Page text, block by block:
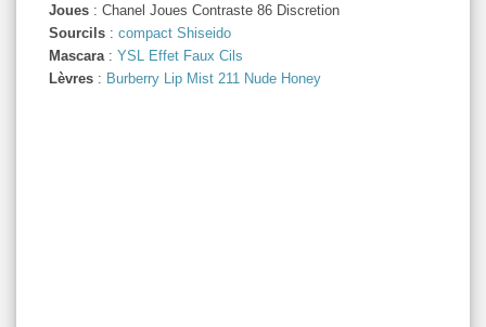
Joues : Chanel Joues Contraste 86 Discretion
Sourcils : compact Shiseido
Mascara : YSL Effet Faux Cils
Lèvres : Burberry Lip Mist 211 Nude Honey